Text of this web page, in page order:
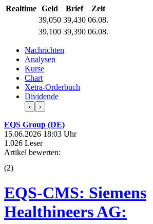
Realtime Geld Brief
Zeit
39,050 39,430 06.08.
39,100 39,390 06.08.
Nachrichten
Analysen
Kurse
Chart
Xetra-Orderbuch
Dividende
‹ ›
EQS Group (DE)
15.06.2026 18:03 Uhr
1.026 Leser
Artikel bewerten:
(2)
EQS-CMS: Siemens
Healthineers AG: